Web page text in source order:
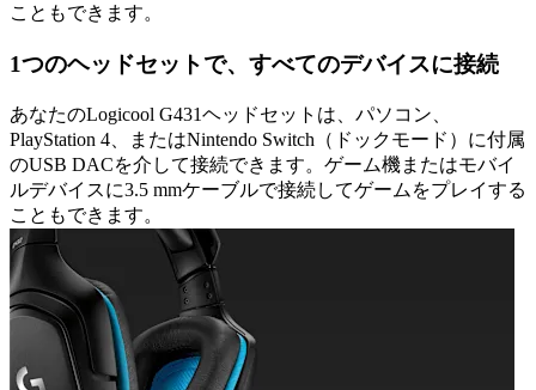
こともできます。
1つのヘッドセットで、すべてのデバイスに接続
あなたのLogicool G431ヘッドセットは、パソコン、
PlayStation 4、またはNintendo Switch（ドックモード）に付属
のUSB DACを介して接続できます。ゲーム機またはモバイ
ルデバイスに3.5 mmケーブルで接続してゲームをプレイする
こともできます。